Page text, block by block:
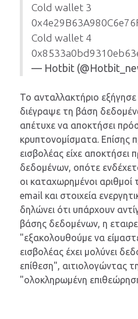
Cold wallet 3
Cold wallet 4
— Hotbit
Το ανταλλακτήριο εξήγησε
διέγραψε τη βάση
απέτυχε να αποκτήσει
κρυπτονομίσματα. Επίσης
εισβολέας είχε
δεδομένων, οπότε
οι καταχωρημένοι
email και στοιχεία
δηλώνει ότι υπάρχουν
βάσης δεδομένων, η
"εξακολουθούμε να
εισβολέας έχει μολύνει
επίθεση", αιτιολογώντας
"ολοκληρωμένη